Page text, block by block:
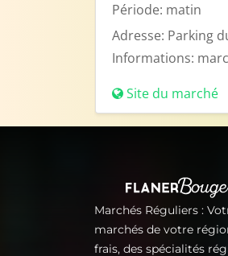
Période: matin
Adresse: Parking
Informations:
Site du marché
Marchés Réguliers :
marchés de votre
frais, des spécialités